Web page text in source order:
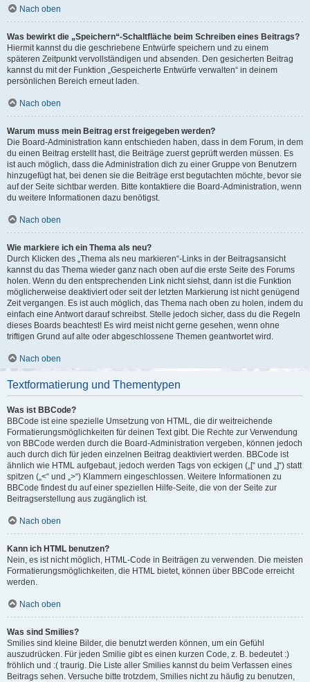
Nach oben
Was bewirkt die „Speichern“-Schaltfläche beim Schreiben eines Beitrags?
Hiermit kannst du die geschriebene Entwürfe speichern und zu einem
späteren Zeitpunkt vervollständigen und absenden. Den gesicherten Beitrag
kannst du mit der Funktion „Gespeicherte Entwürfe verwalten“ in deinem
persönlichen Bereich erneut laden.
Nach oben
Warum muss mein Beitrag erst freigegeben werden?
Die Board-Administration kann entschieden haben, dass in dem Forum, in dem
du einen Beitrag erstellt hast, die Beiträge zuerst geprüft werden müssen. Es
ist auch möglich, dass die Administration dich zu einer Gruppe von Benutzern
hinzugefügt hat, bei denen sie die Beiträge erst begutachten möchte, bevor sie
auf der Seite sichtbar werden. Bitte kontaktiere die Board-Administration, wenn
du weitere Informationen dazu benötigst.
Nach oben
Wie markiere ich ein Thema als neu?
Durch Klicken des „Thema als neu markieren“-Links in der Beitragsansicht
kannst du das Thema wieder ganz nach oben auf die erste Seite des Forums
holen. Wenn du den entsprechenden Link nicht siehst, dann ist die Funktion
möglicherweise deaktiviert oder seit der letzten Markierung ist nicht genügend
Zeit vergangen. Es ist auch möglich, das Thema nach oben zu holen, indem du
einfach eine Antwort darauf schreibst. Stelle jedoch sicher, dass du die Regeln
dieses Boards beachtest! Es wird meist nicht gerne gesehen, wenn ohne
triftigen Grund auf alte oder abgeschlossene Themen geantwortet wird.
Nach oben
Textformatierung und Thementypen
Was ist BBCode?
BBCode ist eine spezielle Umsetzung von HTML, die dir weitreichende
Formatierungsmöglichkeiten für deinen Text gibt. Die Rechte zur Verwendung
von BBCode werden durch die Board-Administration vergeben, können jedoch
auch durch dich für jeden einzelnen Beitrag deaktiviert werden. BBCode ist
ähnlich wie HTML aufgebaut, jedoch werden Tags von eckigen („[“ und „]“) statt
spitzen („<“ und „>“) Klammern eingeschlossen. Weitere Informationen zu
BBCode findest du auf einer speziellen Hilfe-Seite, die von der Seite zur
Beitragserstellung aus zugänglich ist.
Nach oben
Kann ich HTML benutzen?
Nein, es ist nicht möglich, HTML-Code in Beiträgen zu verwenden. Die meisten
Formatierungsmöglichkeiten, die HTML bietet, können über BBCode erreicht
werden.
Nach oben
Was sind Smilies?
Smilies sind kleine Bilder, die benutzt werden können, um ein Gefühl
auszudrücken. Für jeden Smilie gibt es einen kurzen Code, z. B. bedeutet :)
fröhlich und :( traurig. Die Liste aller Smilies kannst du beim Verfassen eines
Beitrags sehen. Versuche bitte trotzdem, Smilies nicht zu häufig zu benutzen,